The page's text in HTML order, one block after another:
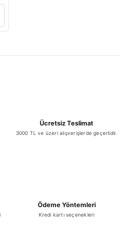
Ücretsiz Teslimat
3000 TL ve üzeri alışverişlerde geçerlidir.
Ödeme Yöntemleri
Kredi kartı seçenekleri